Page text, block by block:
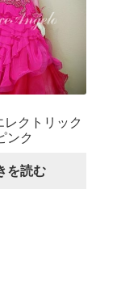
レクトリック
ンク
を読む